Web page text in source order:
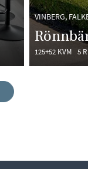
VINBERG,
125+52 KVM 5